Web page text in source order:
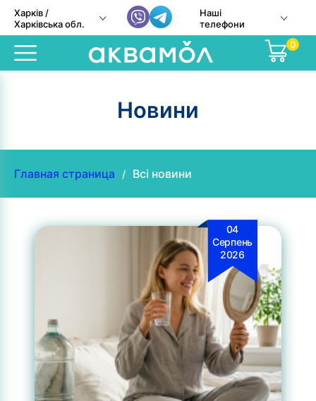
Харків /
Харківська обл.
Наші
телефони
0
Новини
Главная страница / Всі новини
04
Серпень
2026